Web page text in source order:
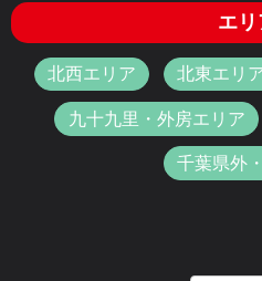
エリ
北西エリア 北東エリ
九十九里・外房エリア
千葉県外